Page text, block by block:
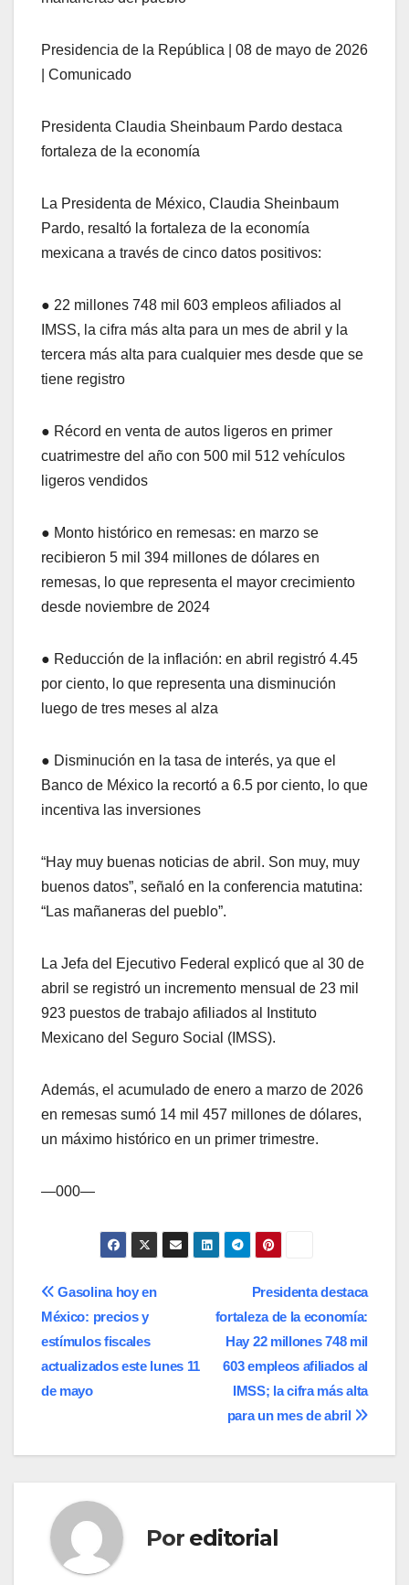
Presidencia de la República | 08 de mayo de 2026
| Comunicado
Presidenta Claudia Sheinbaum Pardo destaca
fortaleza de la economía
La Presidenta de México, Claudia Sheinbaum
Pardo, resaltó la fortaleza de la economía
mexicana a través de cinco datos positivos:
● 22 millones 748 mil 603 empleos afiliados al
IMSS, la cifra más alta para un mes de abril y la
tercera más alta para cualquier mes desde que se
tiene registro
● Récord en venta de autos ligeros en primer
cuatrimestre del año con 500 mil 512 vehículos
ligeros vendidos
● Monto histórico en remesas: en marzo se
recibieron 5 mil 394 millones de dólares en
remesas, lo que representa el mayor crecimiento
desde noviembre de 2024
● Reducción de la inflación: en abril registró 4.45
por ciento, lo que representa una disminución
luego de tres meses al alza
● Disminución en la tasa de interés, ya que el
Banco de México la recortó a 6.5 por ciento, lo que
incentiva las inversiones
“Hay muy buenas noticias de abril. Son muy, muy
buenos datos”, señaló en la conferencia matutina:
“Las mañaneras del pueblo”.
La Jefa del Ejecutivo Federal explicó que al 30 de
abril se registró un incremento mensual de 23 mil
923 puestos de trabajo afiliados al Instituto
Mexicano del Seguro Social (IMSS).
Además, el acumulado de enero a marzo de 2026
en remesas sumó 14 mil 457 millones de dólares,
un máximo histórico en un primer trimestre.
—000—
Navegación
de
entradas
Presidenta destaca
fortaleza de la economía:
Hay 22 millones 748 mil
603 empleos afiliados al
IMSS; la cifra más alta
para un mes de abril
Gasolina hoy en
México: precios y
estímulos fiscales
actualizados este lunes 11
de mayo
Por editorial